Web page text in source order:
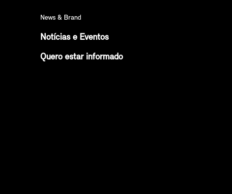
News & Brand
Notícias e Eventos
Quero estar informado